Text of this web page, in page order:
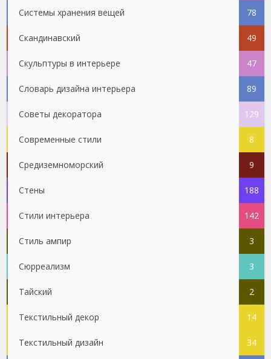
Системы хранения вещей 78
Скандинавский 49
Скульптуры в интерьере 47
Словарь дизайна интерьера 89
Советы декоратора 129
Современные стили 8
Средиземноморский 9
Стены 188
Стили интерьера 142
Стиль ампир 3
Сюрреализм 3
Тайский 2
Текстильный декор 14
Текстильный дизайн 34